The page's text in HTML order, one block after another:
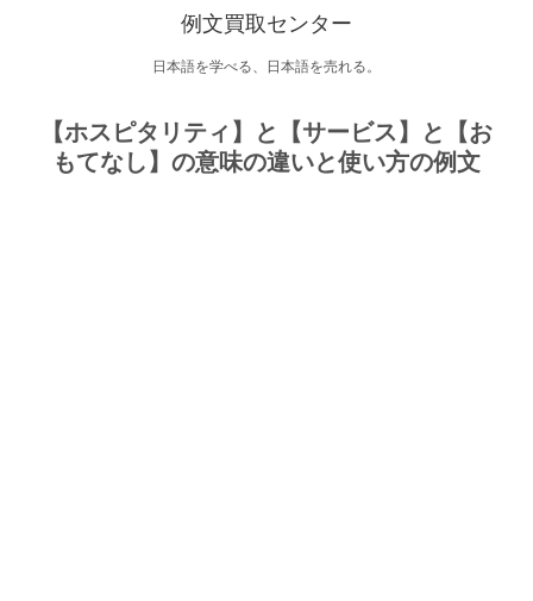
例文買取センター
日本語を学べる、日本語を売れる。
【ホスピタリティ】と【サービス】と【お
もてなし】の意味の違いと使い方の例文